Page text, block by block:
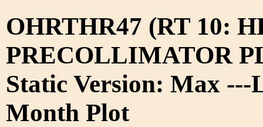
OHRTHR47 (RT 10:
PRECOLLIMATOR
Static Version: Max ---
Month Plot